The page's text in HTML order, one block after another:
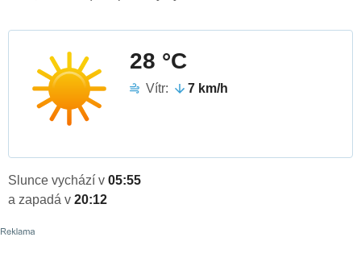
28 °C
Vítr: 7 km/h
Slunce vychází v 05:55
a zapadá v 20:12